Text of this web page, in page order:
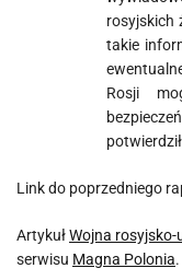
rosyjskich
takie
Rosji
Link do poprzedniego
ArtykułWojna
serwisu Magna Polonia.